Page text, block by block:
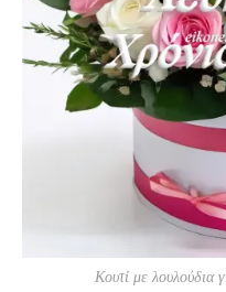
Κουτί με λουλούδια